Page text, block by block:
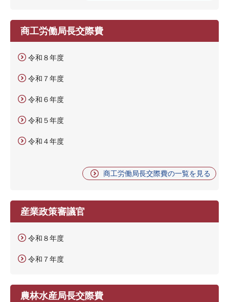
商工労働局長交際費
令和８年度
令和７年度
令和６年度
令和５年度
令和４年度
商工労働局長交際費の一覧を見る
産業政策審議官
令和８年度
令和７年度
農林水産局長交際費